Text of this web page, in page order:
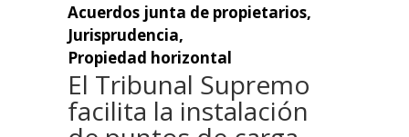
Acuerdos junta de propietarios,
Jurisprudencia,
Propiedad horizontal
El Tribunal Supremo
facilita la instalación